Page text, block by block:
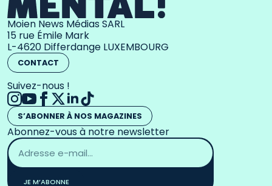
Moien News Médias SARL
15 rue Émile Mark
L-4620 Differdange LUXEMBOURG
CONTACT
Suivez-nous !
S’ABONNER À NOS MAGAZINES
Abonnez-vous à notre newsletter
Adresse
email
*
JE M’ABONNE